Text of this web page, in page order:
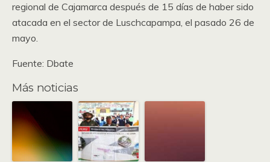
regional de Cajamarca después de 15 días de haber sido
atacada en el sector de Luschcapampa, el pasado 26 de
mayo.
Fuente: Dbate
Más noticias